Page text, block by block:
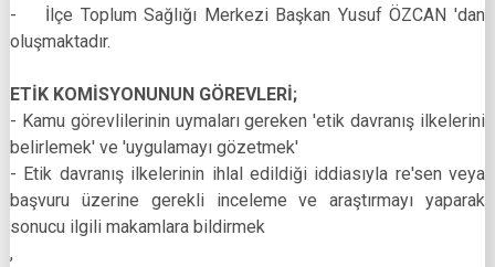
- İlçe Toplum Sağlığı Merkezi Başkan Yusuf ÖZCAN 'dan
oluşmaktadır.
ETİK KOMİSYONUNUN GÖREVLERİ;
- Kamu görevlilerinin uymaları gereken 'etik davranış ilkelerini
belirlemek' ve 'uygulamayı gözetmek'
- Etik davranış ilkelerinin ihlal edildiği iddiasıyla re'sen veya
başvuru üzerine gerekli inceleme ve araştırmayı yaparak
sonucu ilgili makamlara bildirmek
,